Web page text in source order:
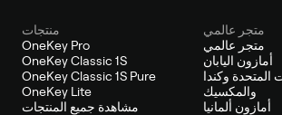
منتجات
OneKey Pro
OneKey Classic 1S
OneKey Classic 1S Pure
OneKey Lite
مشاهدة جميع المنتجات
متجر عالمي
متجر عالمي
أمازون اليابان
المتحدة وكندا
والمكسيك
أمازون ألمانيا